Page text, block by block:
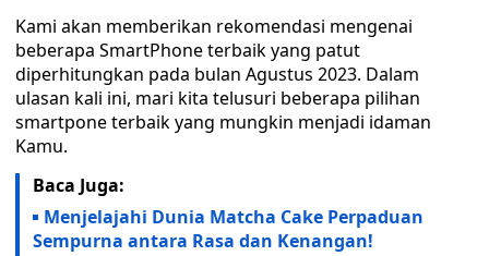
Kami akan memberikan rekomendasi mengenai
beberapa SmartPhone terbaik yang patut
diperhitungkan pada bulan Agustus 2023. Dalam
ulasan kali ini, mari kita telusuri beberapa pilihan
smartpone terbaik yang mungkin menjadi idaman
Kamu.
Baca Juga:
Menjelajahi Dunia Matcha Cake Perpaduan
Sempurna antara Rasa dan Kenangan!